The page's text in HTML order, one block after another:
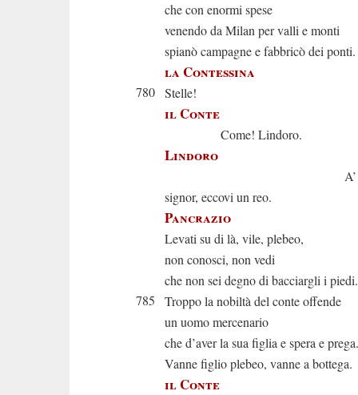
che con enormi spese
venendo da Milan per valli e monti
spianò campagne e fabbricò dei ponti.
la Contessina
780 Stelle!
il Conte
Come! Lindoro.
Lindoro
A’ vostri
signor, eccovi un reo.
Pancrazio
Levati su di là, vile, plebeo,
non conosci, non vedi
che non sei degno di bacciargli i piedi.
785
Troppo la nobiltà del conte offende
un uomo mercenario
che d’aver la sua figlia e spera e prega.
Vanne figlio plebeo, vanne a bottega.
il Conte